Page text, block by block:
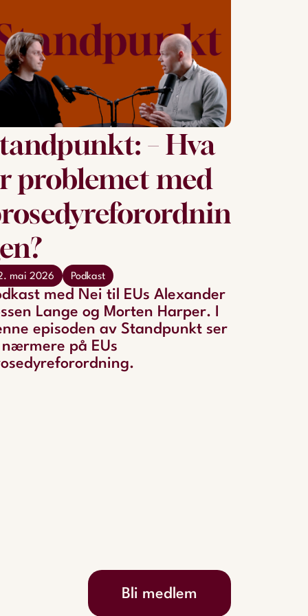
– Hva
problemet med
mai 2026 Podkast
med Nei til EUs Alexander
Lange og Morten Harper. I
episoden av Standpunkt ser
på EUs
Bli medlem